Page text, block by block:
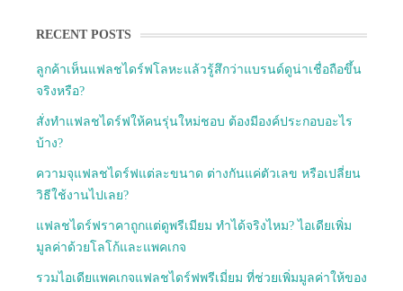
RECENT POSTS
ลูกค้าเห็นแฟลชไดร์ฟโลหะแล้วรู้สึกว่าแบรนด์ดูน่าเชื่อถือขึ้น
จริงหรือ?
สั่งทำแฟลชไดร์ฟให้คนรุ่นใหม่ชอบ ต้องมีองค์ประกอบอะไร
บ้าง?
ความจุแฟลชไดร์ฟแต่ละขนาด ต่างกันแค่ตัวเลข หรือเปลี่ยน
วิธีใช้งานไปเลย?
แฟลชไดร์ฟราคาถูกแต่ดูพรีเมียม ทำได้จริงไหม? ไอเดียเพิ่ม
มูลค่าด้วยโลโก้และแพคเกจ
รวมไอเดียแพคเกจแฟลชไดร์ฟพรีเมี่ยม ที่ช่วยเพิ่มมูลค่าให้ของ